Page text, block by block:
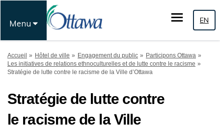
Menu EN
Vous êtes ici:
Accueil Hôtel de ville Engagement du public
Participons Ottawa
Les initiatives de relations ethnoculturelles et de lutte contre le racisme
Stratégie de lutte contre le racisme de la Ville d’Ottawa
Stratégie de lutte contre
le racisme de la Ville